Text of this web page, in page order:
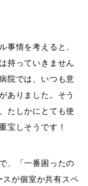
情を考えると、
持っていきません
院では、いつも意
ありました。そう
たしかにとても使
宝しそうです！
、「一番困ったの
が個室か共有スペ